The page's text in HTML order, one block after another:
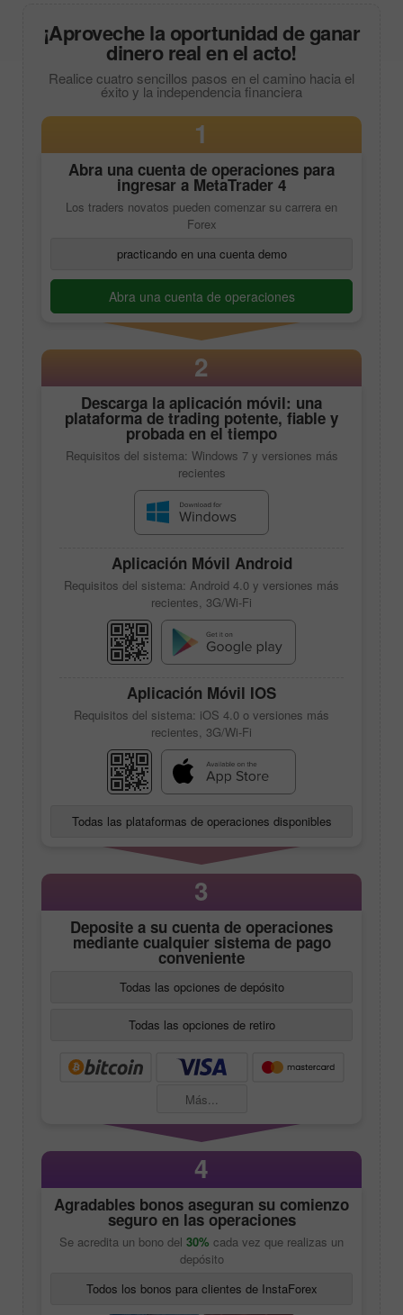
¡Aproveche la oportunidad de ganar
dinero real en el acto!
Realice cuatro sencillos pasos en el camino hacia el
éxito y la independencia financiera
1
Abra una cuenta de operaciones para
ingresar a MetaTrader 4
Los traders novatos pueden comenzar su carrera en
Forex
practicando en una cuenta demo
Abra una cuenta de operaciones
2
Descarga la aplicación móvil: una
plataforma de trading potente, fiable y
probada en el tiempo
Requisitos del sistema: Windows 7 y versiones más
recientes
Aplicación Móvil Android
Requisitos del sistema: Android 4.0 y versiones más
recientes, 3G/Wi-Fi
Aplicación Móvil IOS
Requisitos del sistema: iOS 4.0 o versiones más
recientes, 3G/Wi-Fi
Todas las plataformas de operaciones disponibles
3
Deposite a su cuenta de operaciones
mediante cualquier sistema de pago
conveniente
Todas las opciones de depósito
Todas las opciones de retiro
Más...
4
Agradables bonos aseguran su comienzo
seguro en las operaciones
Se acredita un bono del 30% cada vez que realizas un
depósito
Todos los bonos para clientes de InstaForex